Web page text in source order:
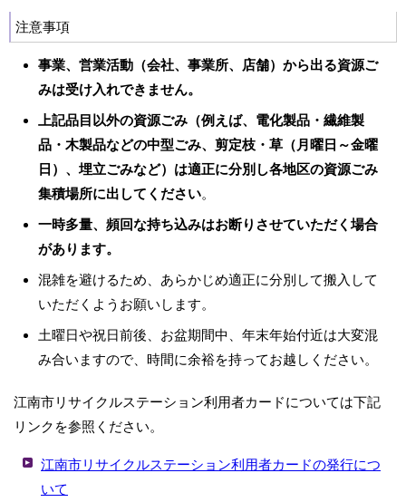
注意事項
事業、営業活動（会社、事業所、店舗）から出る資源ご
みは受け入れできません。
上記品目以外の資源ごみ（例えば、電化製品・繊維製
品・木製品などの中型ごみ、剪定枝・草（月曜日～金曜
日）、埋立ごみなど）は適正に分別し各地区の資源ごみ
集積場所に出してください。
一時多量、頻回な持ち込みはお断りさせていただく場合
があります。
混雑を避けるため、あらかじめ適正に分別して搬入して
いただくようお願いします。
土曜日や祝日前後、お盆期間中、年末年始付近は大変混
み合いますので、時間に余裕を持ってお越しください。
江南市リサイクルステーション利用者カードについては下記
リンクを参照ください。
江南市リサイクルステーション利用者カードの発行につ
いて